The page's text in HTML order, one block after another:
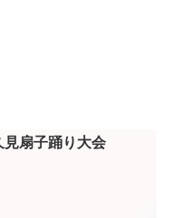
見扇子踊り大会